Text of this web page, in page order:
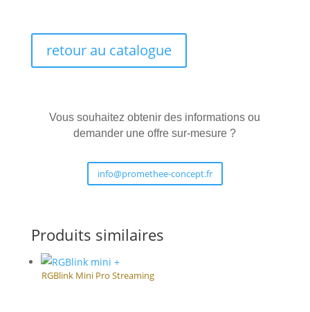
retour au catalogue
Vous souhaitez obtenir des informations ou
demander une offre sur-mesure ?
info@promethee-concept.fr
Produits similaires
RGBlink Mini Pro Streaming